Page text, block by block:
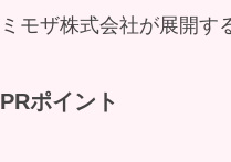
ミモザ株式会社が展開す
PRポイント